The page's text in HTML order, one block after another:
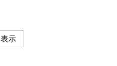
表示